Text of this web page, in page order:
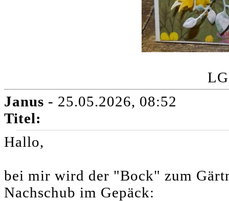
Janus - 25.05.2026, 08:52
Titel:
Hallo,
bei mir wird der "Bock" zum
Nachschub im Gepäck: